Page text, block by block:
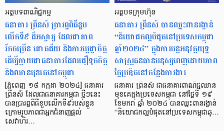
អត្ថបទពាណិជ្ជកម្ម
ធនាគារ ព្រីនស៍ ប្រារព្ធពិធីខួប
លើកទី៩ ដ៏អស្ចារ្យ ដែលជាភាព
រីកចម្រើន ជោគជ័យ និងការប្តេជ្ញាចិត្ត
ដើម្បីក្លាយជាធនាគារដែលជឿទុកចិត្ត
និងឈានមុខគេនៅកម្ពុជា
[ភ្នំពេញ ១៨ កក្កដា ២០២៤] ធនាគារ
ព្រីនស៍ ដែលជាធនាគារកម្ពុជា ថ្មីៗនេះ
បានប្រារព្ធពិធីខួបលើកទី៩របស់ខ្លួន
ក្រោមរូបភាពជាអ្នកជំនាញផ្តល់
សេវាហិរ…
អត្ថបទក្រុមហ៊ុន
ធនាគារ ព្រីនស៍ បានឈ្នះពានរង្វាន់
“និយោជកល្អបំផុតនៅប្រទេសកម្ពុជា
ឆ្នាំ២០២៤” ក្នុងការបន្តអនុវត្តយុទ្ធ
សាស្ត្រធនធានមនុស្សពេញដោយភាព
ច្នៃប្រឌិតនៅកន្លែងការងារ
ធនាគារ ព្រីនស៍ ជាធនាគារពាណិជ្ជឈាន
មុខគេក្នុងប្រទេសកម្ពុជា នៅថ្ងៃទី ១៩
ខែមករា ឆ្នាំ ២០២៤ បានឈ្នះពានរង្វាន់
“និយោជកល្អបំផុតនៅប្រទេសកម្ពុជាឆ្…